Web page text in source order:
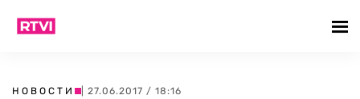
НОВОСТИ | 27.06.2017 / 18:16